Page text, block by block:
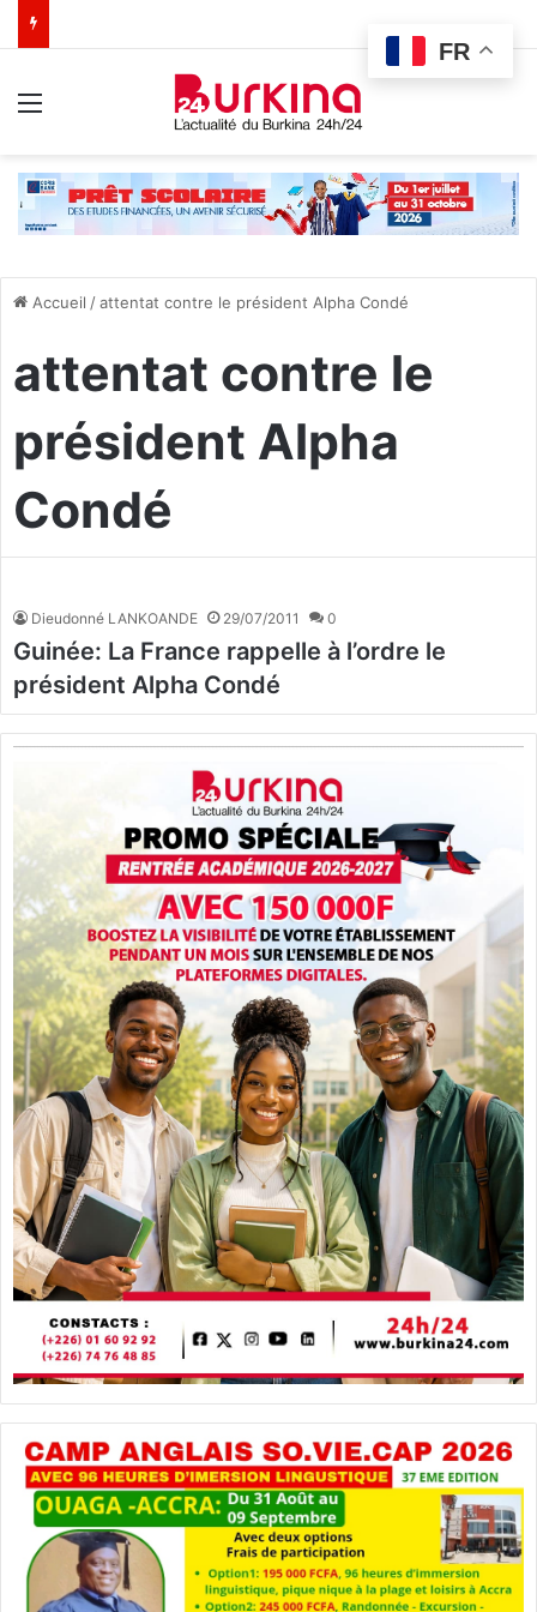
Accueil /attentat contre le président Alpha Condé
attentat contre le
président Alpha
Condé
Dieudonné LANKOANDE 29/07/2011 0
Guinée: La France rappelle à l’ordre le
président Alpha Condé
FR